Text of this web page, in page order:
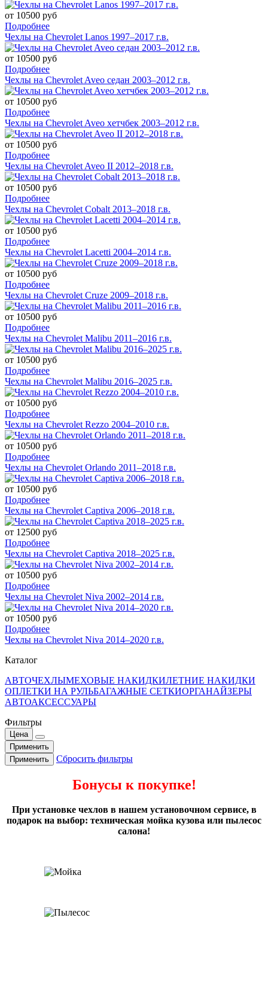
от 10500 руб
Подробнее
Чехлы на Chevrolet Lanos 1997–2017 г.в.
от 10500 руб
Подробнее
Чехлы на Chevrolet Aveo седан 2003–2012 г.в.
от 10500 руб
Подробнее
Чехлы на Chevrolet Aveo хетчбек 2003–2012 г.в.
от 10500 руб
Подробнее
Чехлы на Chevrolet Aveo II 2012–2018 г.в.
от 10500 руб
Подробнее
Чехлы на Chevrolet Cobalt 2013–2018 г.в.
от 10500 руб
Подробнее
Чехлы на Chevrolet Lacetti 2004–2014 г.в.
от 10500 руб
Подробнее
Чехлы на Chevrolet Cruze 2009–2018 г.в.
от 10500 руб
Подробнее
Чехлы на Chevrolet Malibu 2011–2016 г.в.
от 10500 руб
Подробнее
Чехлы на Chevrolet Malibu 2016–2025 г.в.
от 10500 руб
Подробнее
Чехлы на Chevrolet Rezzo 2004–2010 г.в.
от 10500 руб
Подробнее
Чехлы на Chevrolet Orlando 2011–2018 г.в.
от 10500 руб
Подробнее
Чехлы на Chevrolet Captiva 2006–2018 г.в.
от 12500 руб
Подробнее
Чехлы на Chevrolet Captiva 2018–2025 г.в.
от 10500 руб
Подробнее
Чехлы на Chevrolet Niva 2002–2014 г.в.
от 10500 руб
Подробнее
Чехлы на Chevrolet Niva 2014–2020 г.в.
Каталог
АВТОЧЕХЛЫМЕХОВЫЕ НАКИДКИЛЕТНИЕ НАКИДКИ
ОПЛЕТКИ НА РУЛЬБАГАЖНЫЕ СЕТКИОРГАНАЙЗЕРЫ
АВТОАКСЕССУАРЫ
Фильтры
Цена
Применить
Применить
Сбросить фильтры
Бонусы к покупке!
При установке чехлов в нашем установочном сервисе, в
подарок на выбор: техническая мойка кузова или пылесос
салона!